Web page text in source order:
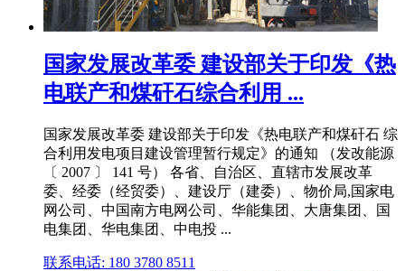
国家发展改革委 建设部关于印发《热
电联产和煤矸石综合利用 ...
国家发展改革委 建设部关于印发《热电联产和煤矸石 综
合利用发电项目建设管理暂行规定》的通知 （发改能源
〔 2007 〕 141 号） 各省、自治区、直辖市发展改革
委、经委（经贸委）、建设厅（建委）、物价局,国家电
网公司、中国南方电网公司、华能集团、大唐集团、国
电集团、华电集团、中电投 ...
联系电话: 180 3780 8511